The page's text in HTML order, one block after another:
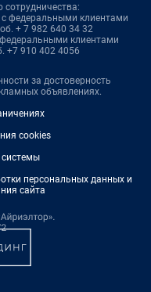
федеральными клиентами
+ 7 982 640 34 32
клиентами
+7 910 402 4056
за достоверность
объявлениях.
cookies
персональных данных и
сайта